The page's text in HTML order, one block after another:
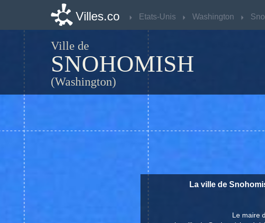
Villes.co Etats-Unis Washington
Ville de
SNOHOMISH
(Washington)
La ville de
Le maire
Villes.co Etats-Unis Washington